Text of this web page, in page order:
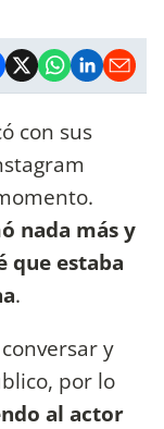
con sus
nada más y
que estaba
.
y
por lo
al actor